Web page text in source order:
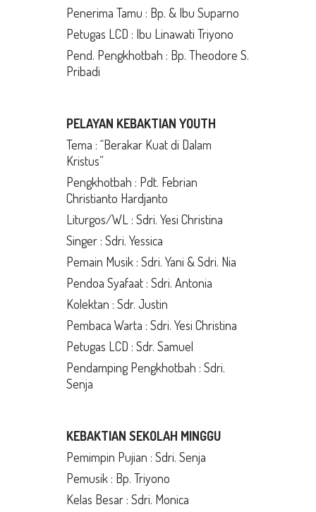
Penerima Tamu : Bp. & Ibu Suparno
Petugas LCD : Ibu Linawati Triyono
Pend. Pengkhotbah : Bp. Theodore S.
Pribadi
PELAYAN KEBAKTIAN YOUTH
Tema : “Berakar Kuat di Dalam
Kristus”
Pengkhotbah : Pdt. Febrian
Christianto Hardjanto
Liturgos/WL : Sdri. Yesi Christina
Singer : Sdri. Yessica
Pemain Musik : Sdri. Yani & Sdri. Nia
Pendoa Syafaat : Sdri. Antonia
Kolektan : Sdr. Justin
Pembaca Warta : Sdri. Yesi Christina
Petugas LCD : Sdr. Samuel
Pendamping Pengkhotbah : Sdri.
Senja
KEBAKTIAN SEKOLAH MINGGU
Pemimpin Pujian : Sdri. Senja
Pemusik : Bp. Triyono
Kelas Besar : Sdri. Monica